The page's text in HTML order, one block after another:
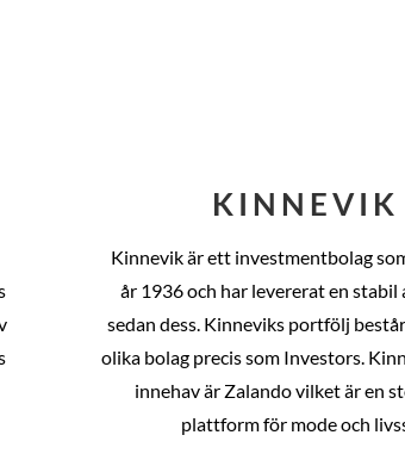
KINNEVIK
Kinnevik är ett investmentbolag
år 1936 och har levererat en stabil
sedan dess. Kinneviks portfölj
olika bolag precis som Investors.
innehav är Zalando vilket är en
plattform för mode och